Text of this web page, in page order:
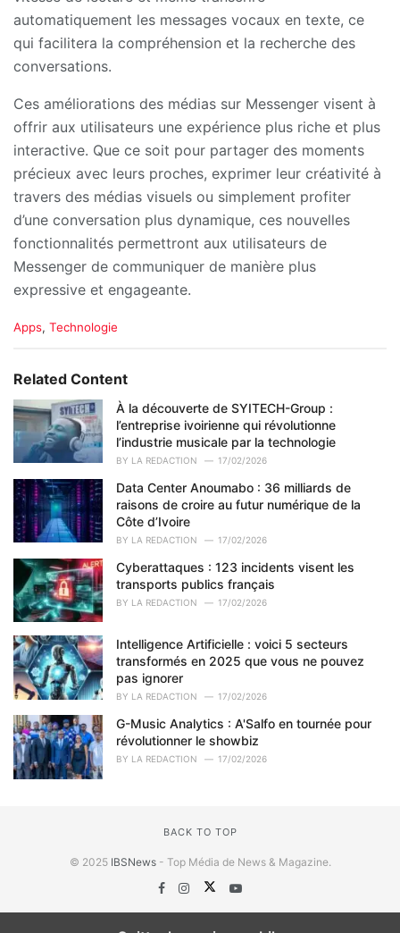
automatiquement les messages vocaux en texte, ce
qui facilitera la compréhension et la recherche des
conversations.
Ces améliorations des médias sur Messenger visent à
offrir aux utilisateurs une expérience plus riche et plus
interactive. Que ce soit pour partager des moments
précieux avec leurs proches, exprimer leur créativité à
travers des médias visuels ou simplement profiter
d’une conversation plus dynamique, ces nouvelles
fonctionnalités permettront aux utilisateurs de
Messenger de communiquer de manière plus
expressive et engageante.
C
e
o
r
i
Apps, Technologie
Related Content
À la découverte de SYITECH-Group :
l’entreprise ivoirienne qui révolutionne
l’industrie musicale par la technologie
BY LA REDACTION 17/02/2026
Data Center Anoumabo : 36 milliards de
raisons de croire au futur numérique de la
Côte d’Ivoire
BY LA REDACTION 17/02/2026
Cyberattaques : 123 incidents visent les
transports publics français
BY LA REDACTION 17/02/2026
Intelligence Artificielle : voici 5 secteurs
transformés en 2025 que vous ne pouvez
pas ignorer
BY LA REDACTION 17/02/2026
G-Music Analytics : A'Salfo en tournée pour
révolutionner le showbiz
BY LA REDACTION 17/02/2026
BACK TO TOP
© 2025 IBSNews- Top Média de News & Magazine.